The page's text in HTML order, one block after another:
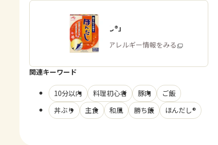
「ほんだし®」
商品・アレルギー情報をみる
関連キーワード
10分以内 料理初心者 豚肉
ご飯
丼ぶり
主食 和風 勝ち飯 ほんだし®